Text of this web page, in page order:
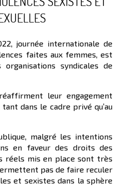
journée internationale de
faites aux femmes, est
organisations syndicales de
leur engagement
dans le cadre privé qu’au
malgré les intentions
en faveur des droits des
réels mis en place sont très
pas de faire reculer
et sexistes dans la sphère